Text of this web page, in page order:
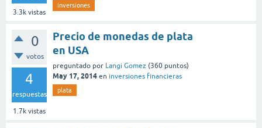
3.3k vistas
inversiones
0
votos
4
respuestas
1.7k vistas
Precio de monedas de plata
en USA
preguntado por Langi Gomez (360 puntos)
May 17, 2014 en inversiones financieras
plata